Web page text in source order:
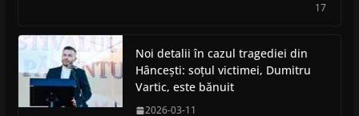
17
Noi detalii în cazul tragediei din
Hâncești: soțul victimei, Dumitru
Vartic, este bănuit
2026-03-11